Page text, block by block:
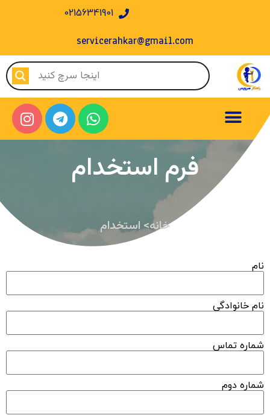
02156341901
servicerahkar@gmail.com
فرم استخدام
خانه> استخدام
نام
نام خانوادگی
شماره تماس
شماره دوم